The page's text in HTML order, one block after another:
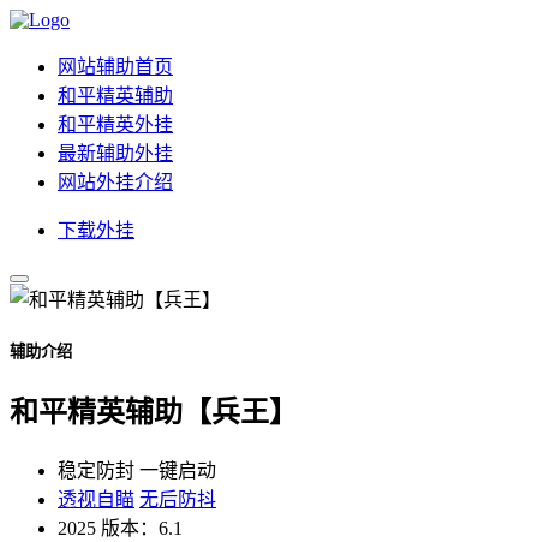
网站辅助首页
和平精英辅助
和平精英外挂
最新辅助外挂
网站外挂介绍
下载外挂
辅助介绍
和平精英辅助【兵王】
稳定防封 一键启动
透视自瞄 无后防抖
2025 版本：6.1